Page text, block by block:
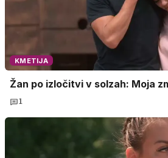
KMETIJA
Žan po izločitvi v solzah: Moja
1